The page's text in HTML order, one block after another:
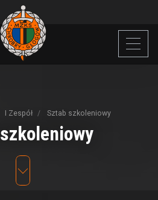
I Zespół Sztab szkoleniowy
szkoleniowy